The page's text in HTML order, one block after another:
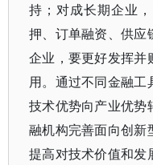
持；对成长期企业
押、订单融资、供应
企业，要更好发挥并
用。通过不同金融工
技术优势向产业优势
融机构完善面向创新
提高对技术价值和发